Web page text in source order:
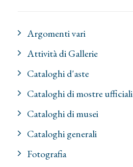
Argomenti vari
Attività di Gallerie
Cataloghi d'aste
Cataloghi di mostre ufficiali
Cataloghi di musei
Cataloghi generali
Fotografia